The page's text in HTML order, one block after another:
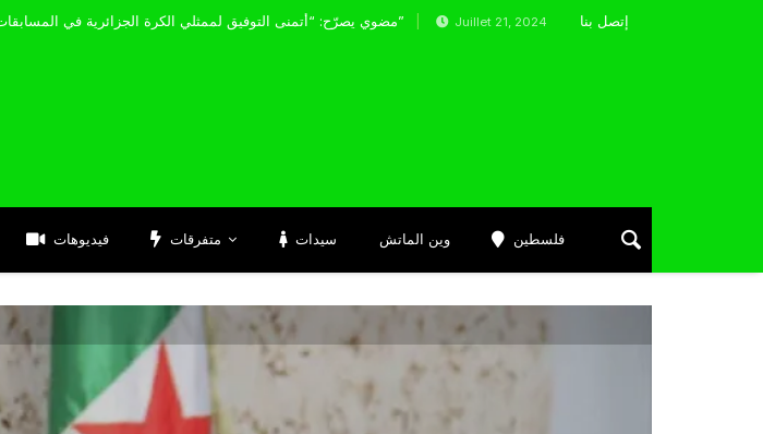
مضوي يصرّح: “أتمنى التوفيق لممثلي الكرة الجزائرية في المسابقات القارية” Juillet 21, 2024 إتصل بنا
فيديوهات متفرقات سيدات وين الماتش فلسطين